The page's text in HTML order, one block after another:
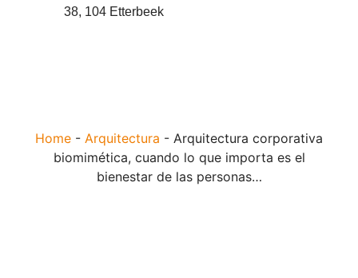
38, 104 Etterbeek
Home - Arquitectura - Arquitectura corporativa
biomimética, cuando lo que importa es el
bienestar de las personas…